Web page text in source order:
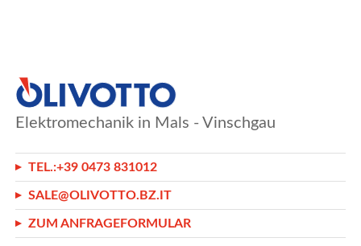
Elektromechanik in Mals - Vinschgau
TEL.:+39 0473 831012
SALE@OLIVOTTO.BZ.IT
ZUM ANFRAGEFORMULAR